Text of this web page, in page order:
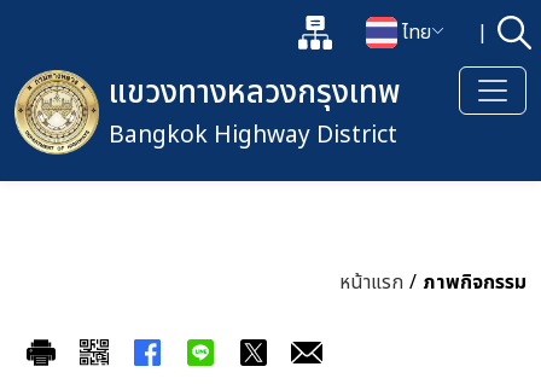
แผนผังเว็บไซต์
เปลี่ยนภาษา
ไทย | ค้
เปิดกล่องค้นหาข้อมูลหลักของเ
แขวงทางหลวงกรุงเทพ
Bangkok Highway District
หน้าแรก / ภาพกิจกรรม